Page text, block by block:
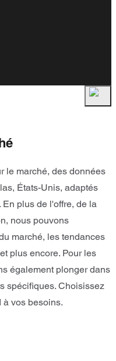
le marché, des données
États-Unis, adaptés
plus de l'offre, de la
nous pouvons
marché, les tendances
plus encore. Pour les
également plonger dans
spécifiques. Choisissez
à vos besoins.